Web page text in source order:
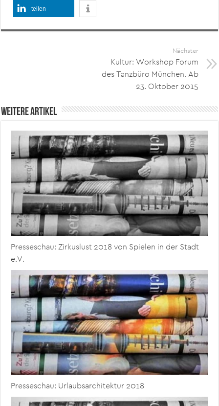
teilen
Nächster
Kultur: Workshop Forum
des Tanzbüro München. Ab
23. Oktober 2015
Weitere Artikel
Presseschau: Zirkuslust 2018 von Spielen in der Stadt
e.V.
Presseschau: Urlaubsarchitektur 2018